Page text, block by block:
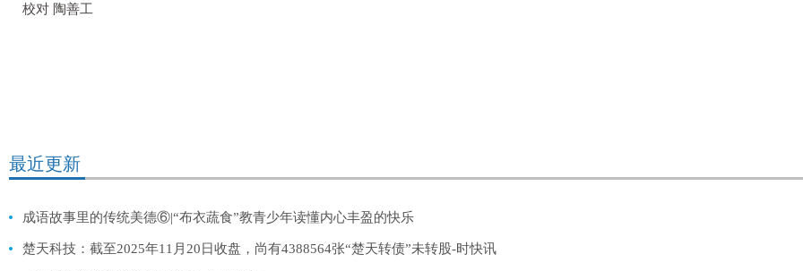
校对 陶善工
最近更新
成语故事里的传统美德⑥|“布衣蔬食”教青少年读懂内心丰盈的快乐
楚天科技：截至2025年11月20日收盘，尚有4388564张“楚天转债”未转股-时快讯